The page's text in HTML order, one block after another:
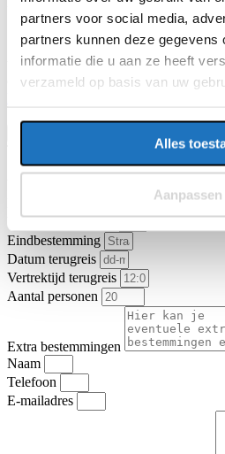
partners voor social media,
partners kunnen deze gegevens
informatie die u aan ze heeft
verzameld op basis van uw
Alles
Aanpassen
Vragen of opmerkingen over uw reis
Ga je akkoord met dealgemene
Partybus
Touringcar
Vertrektijd heenreis
Eindbestemming
Datum terugreis
Vertrektijd terugreis
Aantal personen
Extra bestemmingen
Naam
Telefoon
E-mailadres